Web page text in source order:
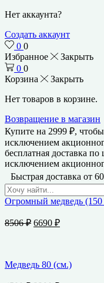
Нет аккаунта?
Создать аккаунт
0 0
Избранное
Закрыть
0 0
Корзина
Закрыть
Нет товаров в корзине.
Возвращение в магазин
Купите на 2999 ₽,
исключением
бесплатная доставка
исключением
Быстрая доставка от
Search
input
Огромный медведь (150
8506₽ Первоначальная
6690 ₽Текущая
Медведь 80 (см.)